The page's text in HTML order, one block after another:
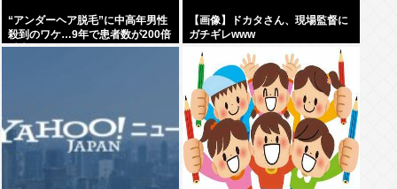
“アンダーヘア脱毛”に中高年男性
殺到のワケ…9年で患者数が200倍
以上
【画像】ドカタさん、現場監督に
ガチギレwww